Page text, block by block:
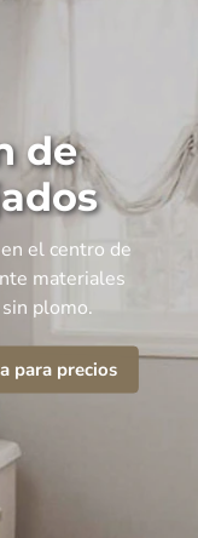
de
el centro de
materiales
plomo.
para precios